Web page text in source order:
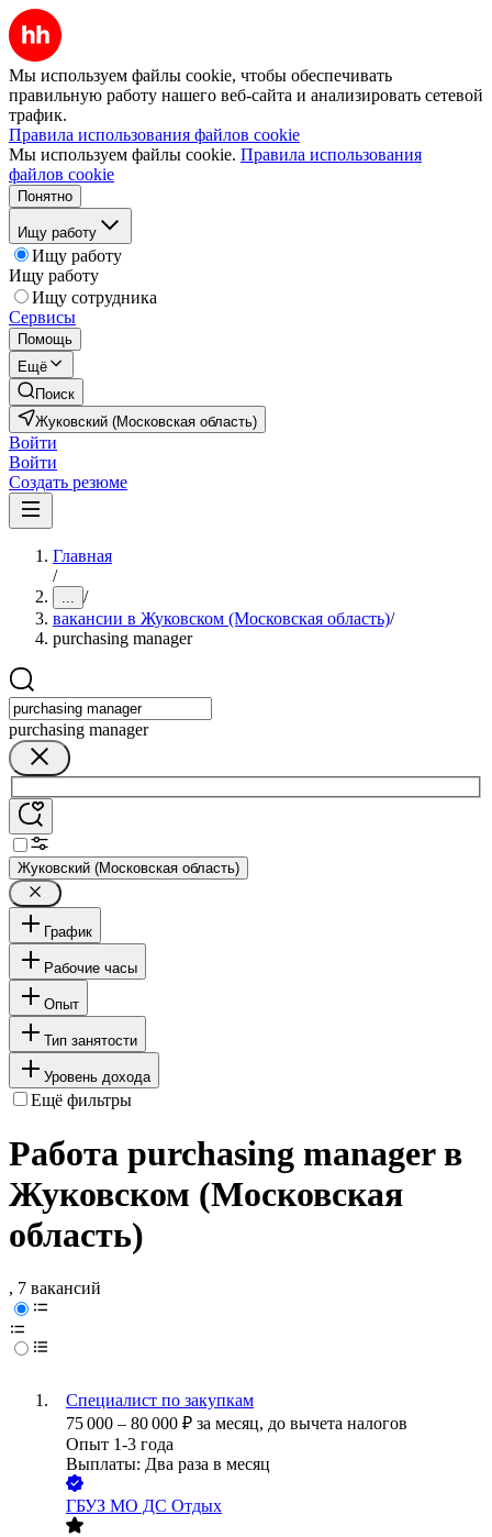
Мы используем файлы cookie, чтобы обеспечивать
правильную работу нашего веб-сайта и анализировать сетевой
трафик.
Правила использования файлов cookie
Мы используем файлы cookie. Правила использования
файлов cookie
Понятно
Ищу работу
Ищу работу
Ищу работу
Ищу сотрудника
Сервисы
Помощь
Ещё
Поиск
Жуковский (Московская область)
Войти
Войти
Создать резюме
Главная
/
... /
вакансии в Жуковском (Московская область)/
purchasing manager
purchasing manager
Жуковский (Московская область)
График
Рабочие часы
Опыт
Тип занятости
Уровень дохода
Ещё фильтры
Работа purchasing manager в
Жуковском (Московская
область)
, 7 вакансий
Специалист по закупкам
75 000 – 80 000 ₽ за месяц, до вычета налогов
Опыт 1-3 года
Выплаты: Два раза в месяц
ГБУЗ МО ДС Отдых